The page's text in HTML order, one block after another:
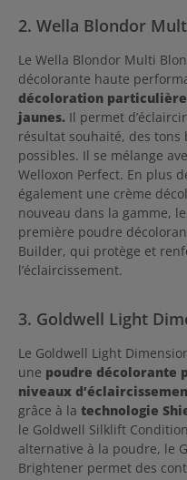
2. Wella Blondor
Le Wella Blondor Multi
décolorante haute
décoloration
jaunes. Il permet
résultat souhaité, des
possibles. Il se mélange
Welloxon Perfect. En plus
également une crème
nouveau dans la gamme,
première poudre
Builder, qui protège et
l’éclaircissement.
3. Goldwell Light
Le Goldwell Light
une poudre décolorante
niveaux
grâce à la technologie
le Goldwell Silklift
alternative à la poudre, le
Brightener permet des